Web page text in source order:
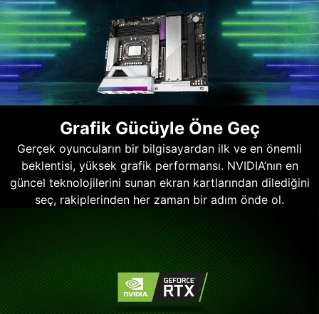
Grafik Gücüyle Öne Geç
Gerçek oyuncuların bir bilgisayardan ilk ve en önemli
beklentisi, yüksek grafik performansı. NVIDIA’nın en
güncel teknolojilerini sunan ekran kartlarından dilediğini
seç, rakiplerinden her zaman bir adım önde ol.